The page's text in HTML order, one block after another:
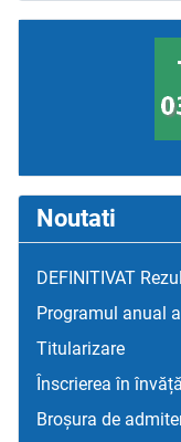
Noutati
DEFINITIVAT
Programul anual
Titularizare
Înscrierea în
Broșura de